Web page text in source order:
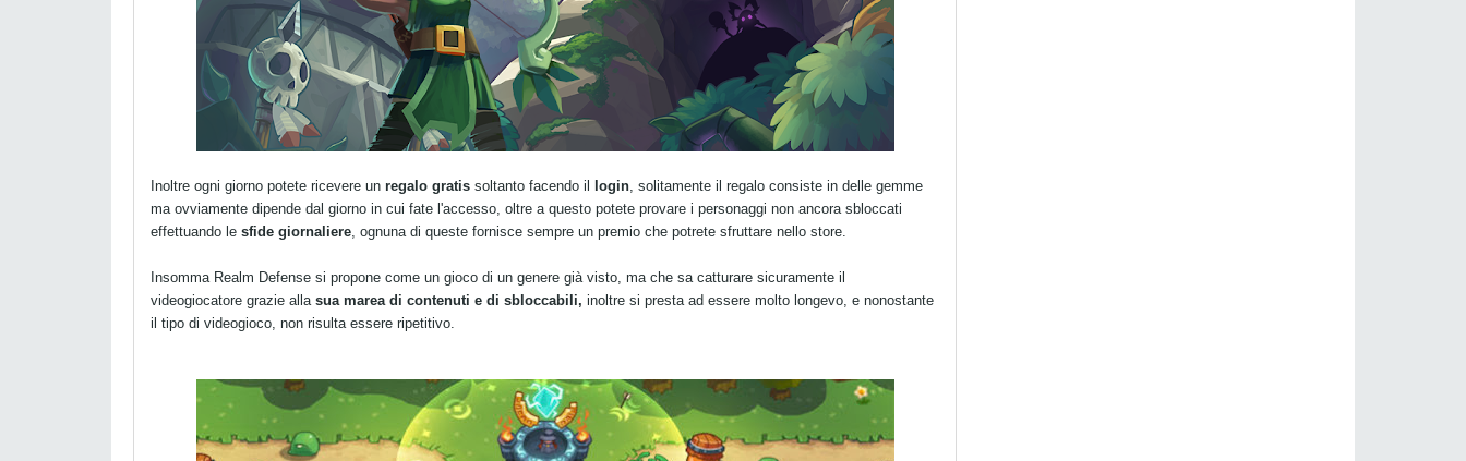
Inoltre ogni giorno potete ricevere un regalo gratis soltanto facendo il login, solitamente il regalo consiste in delle gemme
ma ovviamente dipende dal giorno in cui fate l'accesso, oltre a questo potete provare i personaggi non ancora sbloccati
effettuando le sfide giornaliere, ognuna di queste fornisce sempre un premio che potrete sfruttare nello store.
Insomma Realm Defense si propone come un gioco di un genere già visto, ma che sa catturare sicuramente il
videogiocatore grazie alla sua marea di contenuti e di sbloccabili, inoltre si presta ad essere molto longevo, e nonostante
il tipo di videogioco, non risulta essere ripetitivo.